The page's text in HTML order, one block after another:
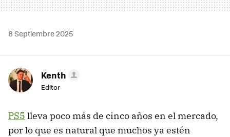
8 Septiembre 2025
Kenth
Editor
PS5 lleva poco más de cinco años en el mercado,
por lo que es natural que muchos ya estén